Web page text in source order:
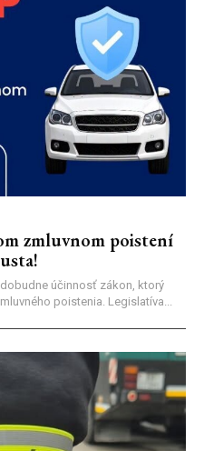
zmluvnom poistení
účinnosť zákon, ktorý
poistenia. Legislatíva...